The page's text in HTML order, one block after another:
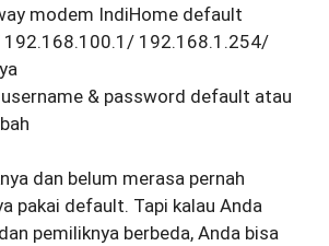
modem IndiHome default
192.168.1.254/
& password default atau
dan belum merasa pernah
pakai default. Tapi kalau Anda
pemiliknya berbeda, Anda bisa